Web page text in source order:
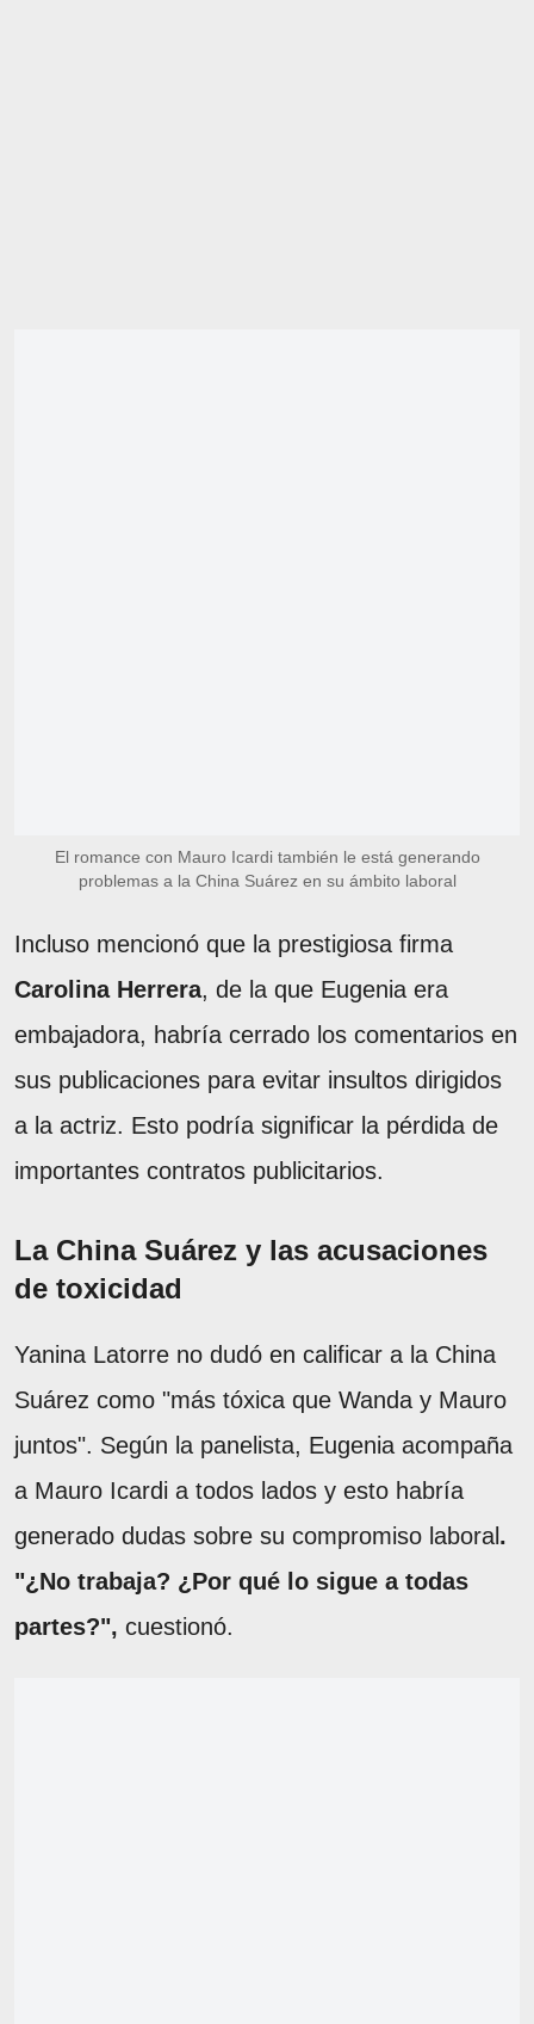
El romance con Mauro Icardi también le está generando
problemas a la China Suárez en su ámbito laboral
Incluso mencionó que la prestigiosa firma
Carolina Herrera, de la que Eugenia era
embajadora, habría cerrado los comentarios en
sus publicaciones para evitar insultos dirigidos
a la actriz. Esto podría significar la pérdida de
importantes contratos publicitarios.
La China Suárez y las acusaciones
de toxicidad
Yanina Latorre no dudó en calificar a la China
Suárez como "más tóxica que Wanda y Mauro
juntos". Según la panelista, Eugenia acompaña
a Mauro Icardi a todos lados y esto habría
generado dudas sobre su compromiso laboral .
"¿No trabaja? ¿Por qué lo sigue a todas
partes?", cuestionó.